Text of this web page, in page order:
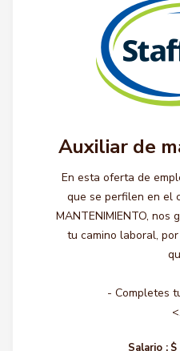
Auxiliar de
En esta oferta de
que se perfilen en el
MANTENIMIENTO, nos
tu camino laboral,
- Completes
Salario : $